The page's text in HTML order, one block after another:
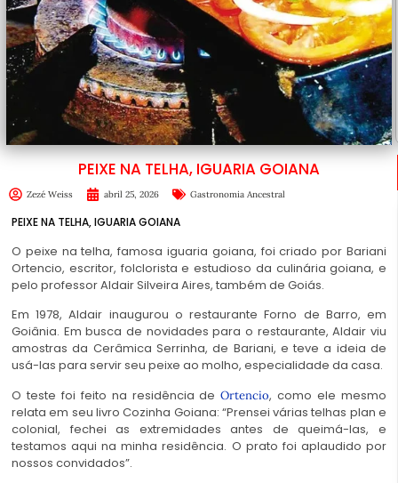
PEIXE NA TELHA, IGUARIA GOIANA
Zezé Weiss abril 25, 2026 Gastronomia Ancestral
PEIXE NA TELHA, IGUARIA GOIANA
O peixe na telha, famosa iguaria goiana, foi criado por Bariani
Ortencio, escritor, folclorista e estudioso da culinária goiana, e
pelo professor Aldair Silveira Aires, também de Goiás.
Em 1978, Aldair inaugurou o restaurante Forno de Barro, em
Goiânia. Em busca de novidades para o restaurante, Aldair viu
amostras da Cerâmica Serrinha, de Bariani, e teve a ideia de
usá-las para servir seu peixe ao molho, especialidade da casa.
O teste foi feito na residência deOrtencio, como ele mesmo
relata em seu livro Cozinha Goiana: “Prensei várias telhas plan e
colonial, fechei as extremidades antes de queimá-las, e
testamos aqui na minha residência. O prato foi aplaudido por
nossos convidados”.